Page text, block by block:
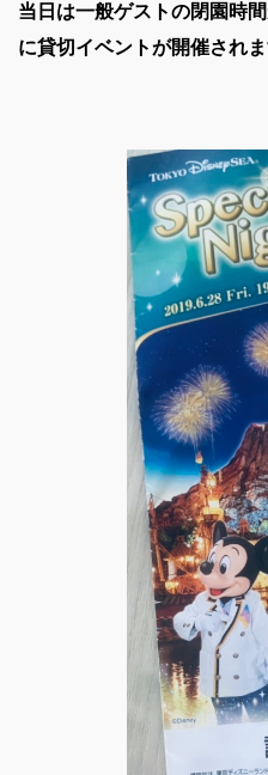
当日は一般ゲストの閉園時
に貸切イベントが開催されま